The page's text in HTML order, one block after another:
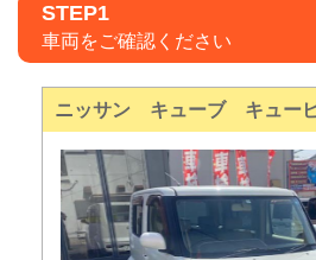
STEP1
車両をご確認ください
ニッサン キューブ キュー